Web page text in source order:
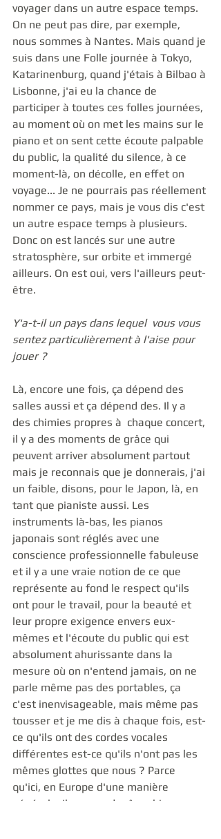
voyager dans un autre espace temps.
On ne peut pas dire, par exemple,
nous sommes à Nantes. Mais quand je
suis dans une Folle journée à Tokyo,
Katarinenburg, quand j'étais à Bilbao à
Lisbonne, j'ai eu la chance de
participer à toutes ces folles journées,
au moment où on met les mains sur le
piano et on sent cette écoute palpable
du public, la qualité du silence, à ce
moment-là, on décolle, en effet on
voyage... Je ne pourrais pas réellement
nommer ce pays, mais je vous dis c'est
un autre espace temps à plusieurs.
Donc on est lancés sur une autre
stratosphère, sur orbite et immergé
ailleurs. On est oui, vers l'ailleurs peut-
être.
Y'a-t-il un pays dans lequel  vous vous
sentez particulièrement à l'aise pour
jouer ?
Là, encore une fois, ça dépend des
salles aussi et ça dépend des. Il y a
des chimies propres à  chaque concert,
il y a des moments de grâce qui
peuvent arriver absolument partout
mais je reconnais que je donnerais, j'ai
un faible, disons, pour le Japon, là, en
tant que pianiste aussi. Les
instruments là-bas, les pianos
japonais sont réglés avec une
conscience professionnelle fabuleuse
et il y a une vraie notion de ce que
représente au fond le respect qu'ils
ont pour le travail, pour la beauté et
leur propre exigence envers eux-
mêmes et l'écoute du public qui est
absolument ahurissante dans la
mesure où on n'entend jamais, on ne
parle même pas des portables, ça
c'est inenvisageable, mais même pas
tousser et je me dis à chaque fois, est-
ce qu'ils ont des cordes vocales
différentes est-ce qu'ils n'ont pas les
mêmes glottes que nous ? Parce
qu'ici, en Europe d'une manière
générale, il ya quand même bien